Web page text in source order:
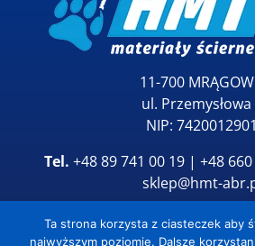
11-700
ul. Przemysłowa
NIP: 7420012901
Tel. +48 89 741 00 19 | +48
sklep@hmt-
Ta strona korzysta z ciasteczek aby
najwyższym poziomie. Dalsze